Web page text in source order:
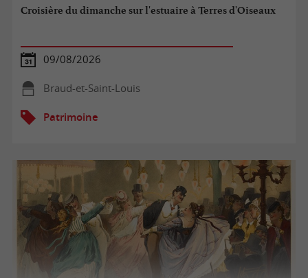
Croisière du dimanche sur l'estuaire à Terres d'Oiseaux
09/08/2026
Braud-et-Saint-Louis
Patrimoine